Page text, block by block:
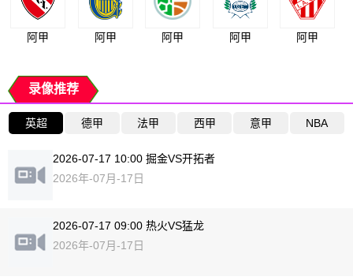
阿甲 阿甲 阿甲 阿甲 阿甲
录像推荐
英超 德甲 法甲 西甲 意甲 NBA
2026-07-17 10:00 掘金VS开拓者
2026年-07月-17日
2026-07-17 09:00 热火VS猛龙
2026年-07月-17日